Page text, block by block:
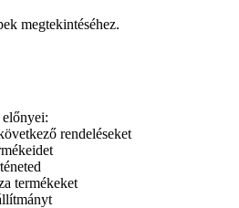
megtekintéséhez.
rendeléseket
termékeket